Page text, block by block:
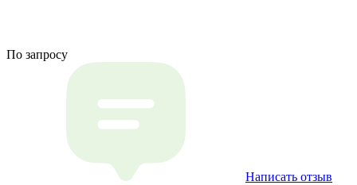
По запросу
Написать отзыв